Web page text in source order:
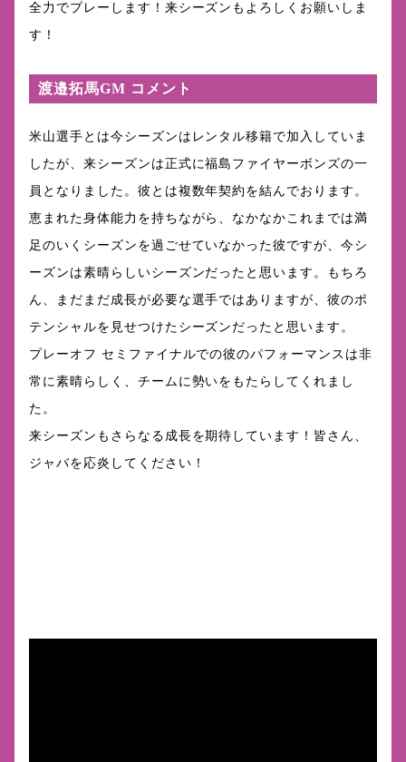
全力でプレーします！来シーズンもよろしくお願いしま
す！
渡邉拓馬GM コメント
米山選手とは今シーズンはレンタル移籍で加入していま
したが、来シーズンは正式に福島ファイヤーボンズの一
員となりました。彼とは複数年契約を結んでおります。
恵まれた身体能力を持ちながら、なかなかこれまでは満
足のいくシーズンを過ごせていなかった彼ですが、今シ
ーズンは素晴らしいシーズンだったと思います。もちろ
ん、まだまだ成長が必要な選手ではありますが、彼のポ
テンシャルを見せつけたシーズンだったと思います。
プレーオフ セミファイナルでの彼のパフォーマンスは非
常に素晴らしく、チームに勢いをもたらしてくれまし
た。
来シーズンもさらなる成長を期待しています！皆さん、
ジャバを応炎してください！